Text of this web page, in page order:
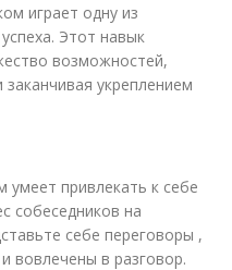
играет одну из
Этот навык
возможностей,
укреплением
привлекать к себе
собеседников на
себе переговоры ,
вовлечены в разговор.